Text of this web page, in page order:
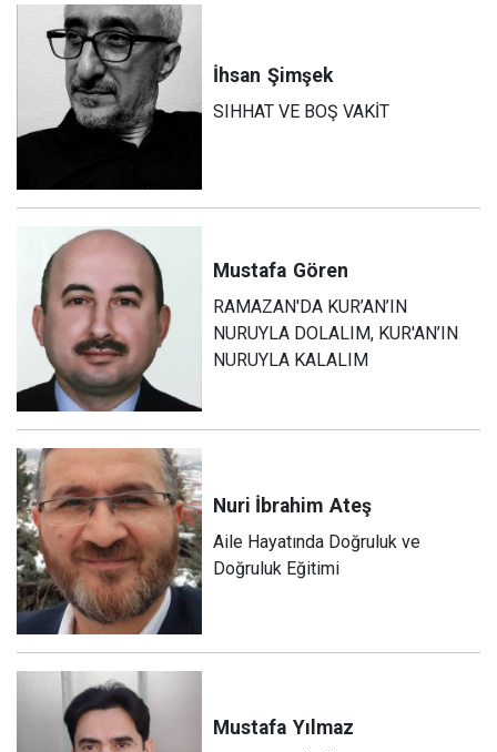
İhsan Şimşek
SIHHAT VE BOŞ VAKİT
Mustafa Gören
RAMAZAN'DA KUR’AN’IN
NURUYLA DOLALIM, KUR'AN’IN
NURUYLA KALALIM
Nuri İbrahim Ateş
Aile Hayatında Doğruluk ve
Doğruluk Eğitimi
Mustafa Yılmaz